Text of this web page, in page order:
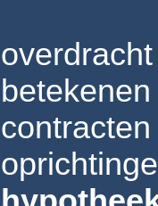
contracten